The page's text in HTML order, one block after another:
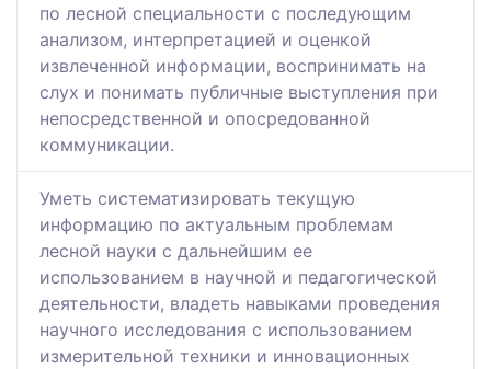
по лесной специальности с последующим
анализом, интерпретацией и оценкой
извлеченной информации, воспринимать на
слух и понимать публичные выступления при
непосредственной и опосредованной
коммуникации.
Уметь систематизировать текущую
информацию по актуальным проблемам
лесной науки с дальнейшим ее
использованием в научной и педагогической
деятельности, владеть навыками проведения
научного исследования с использованием
измерительной техники и инновационных